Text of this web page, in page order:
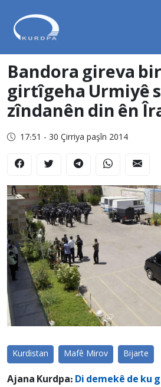
Bandora gireva
girtîgeha Urmiyê
zîndanên din ên
17:51 - 30 Çirriya paşîn 2014
Kurdistan Mafê Mirov Bijarte
Ajana Kurdpa: Di demekê de ku